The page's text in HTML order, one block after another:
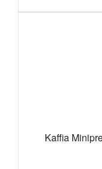
Kaffia